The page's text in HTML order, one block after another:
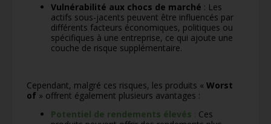
Vulnérabilité aux chocs de marché : Les
actifs sous-jacents peuvent être influencés par
différents facteurs économiques, politiques ou
spécifiques à une entreprise, ce qui ajoute une
couche de risque supplémentaire.
Cependant, malgré ces risques, les produits « Worst
of » offrent également plusieurs avantages :
Potentiel de rendements élevés : Ces